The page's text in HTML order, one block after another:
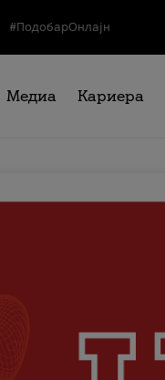
#ПодобарОнлајн
Медиа Кариера